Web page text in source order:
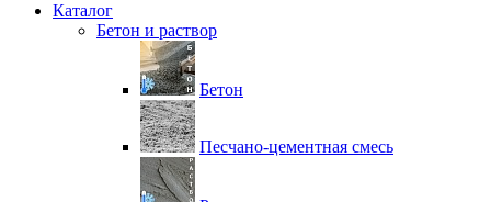
Каталог
Бетон и раствор
Бетон
Песчано-цементная смесь